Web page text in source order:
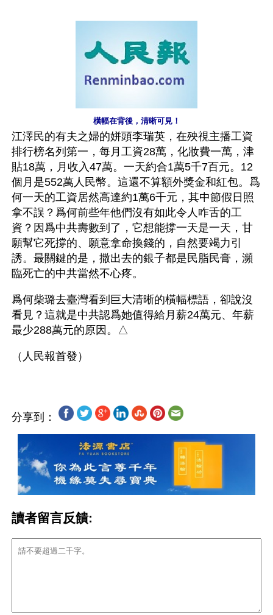
橫幅在背後，清晰可見！
江澤民的有夫之婦的姘頭李瑞英，在殃視主播工資
排行榜名列第一，每月工資28萬，化妝費一萬，津
貼18萬，月收入47萬。一天約合1萬5千7百元。12
個月是552萬人民幣。這還不算額外獎金和紅包。爲
何一天的工資居然高達約1萬6千元，其中節假日照
拿不誤？爲何前些年他們沒有如此令人咋舌的工
資？因爲中共壽數到了，它想能撐一天是一天，甘
願幫它死撐的、願意拿命換錢的，自然要竭力引
誘。最關鍵的是，撒出去的銀子都是民脂民膏，瀕
臨死亡的中共當然不心疼。
爲何柴璐去臺灣看到巨大清晰的橫幅標語，卻說沒
看見？這就是中共認爲她值得給月薪24萬元、年薪
最少288萬元的原因。△
分享到：
讀者留言反饋: